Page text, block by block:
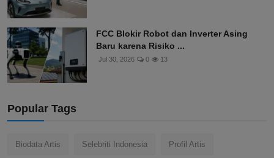
FCC Blokir Robot dan Inverter Asing
Baru karena Risiko ...
Jul 30, 2026 0 13
Popular Tags
Biodata Artis Selebriti Indonesia Profil Artis